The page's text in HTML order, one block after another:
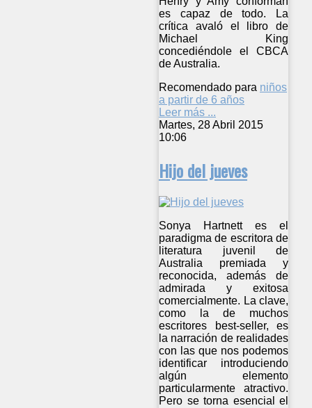
es capaz de todo. La
crítica avaló el libro de
Michael King
concediéndole el CBCA
de Australia.
Recomendado para niños
a partir de 6 años
Leer más ...
Martes, 28 Abril 2015
10:06
Hijo del jueves
Sonya Hartnett es el
paradigma de escritora de
literatura juvenil de
Australia premiada y
reconocida, además de
admirada y exitosa
comercialmente. La clave,
como la de muchos
escritores best-seller, es
la narración de realidades
con las que nos podemos
identificar introduciendo
algún elemento
particularmente atractivo.
Pero se torna esencial el